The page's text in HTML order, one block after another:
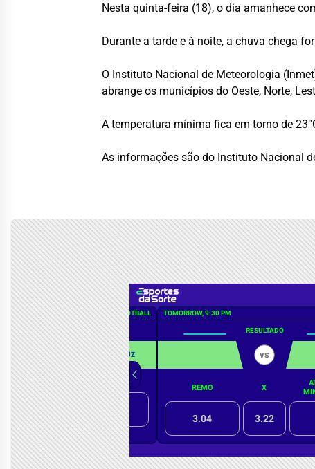
Nesta quinta-feira (18), o dia amanhece
Durante a tarde e à noite, a chuva chega
O Instituto Nacional de Meteorologia
abrange os municípios do Oeste, Norte,
A temperatura mínima fica em torno de
As informações são do Instituto Nacional